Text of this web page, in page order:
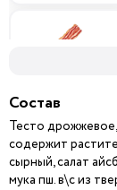
Шампиньоны
29 i 40
Состав
Тесто
содержит
сырный, салат
мука пш. в\с из